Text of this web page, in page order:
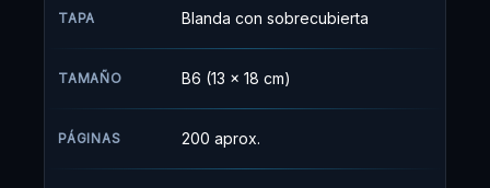
TAPA Blanda con sobrecubierta
TAMAÑO B6 (13 x 18 cm)
PÁGINAS 200 aprox.